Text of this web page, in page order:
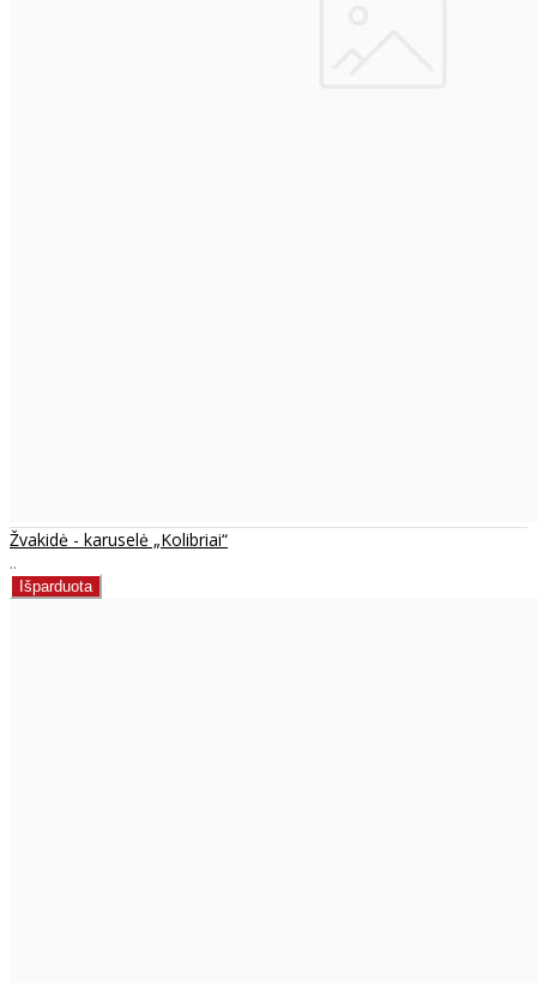
Žvakidė - karuselė „Kolibriai“
..